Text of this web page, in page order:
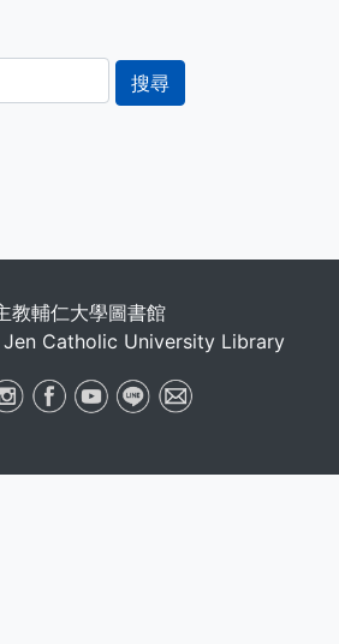
教輔仁大學圖書館
Catholic University Library